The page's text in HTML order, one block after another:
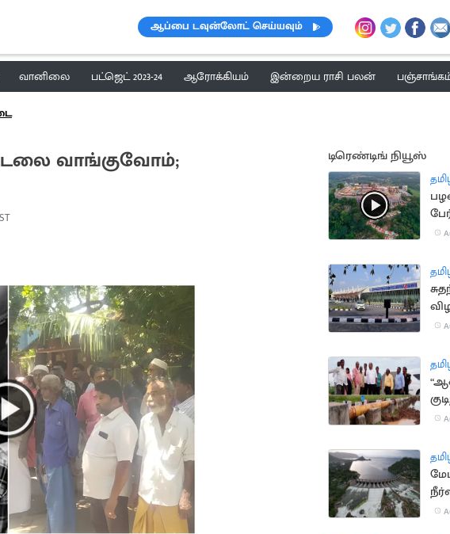
ஆப்பை டவுன்லோட் செய்யவும்
வானிலை பட்ஜெட் 2023-24 ஆரோக்கியம் இன்றைய ராசி பலன்
வாங்குவோம்;
டிரெண்டிங் நியூஸ்